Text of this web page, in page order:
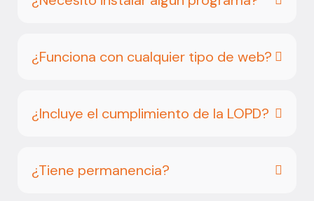
¿Funciona con cualquier tipo de web?
¿Incluye el cumplimiento de la LOPD?
¿Tiene permanencia?